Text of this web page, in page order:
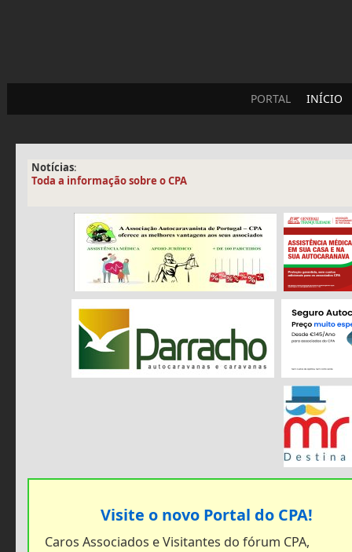
PORTAL INÍCIO
Notícias:
Toda a informação sobre o CPA
Visite o novo Portal do CPA!
Caros Associados e Visitantes do fórum CPA,